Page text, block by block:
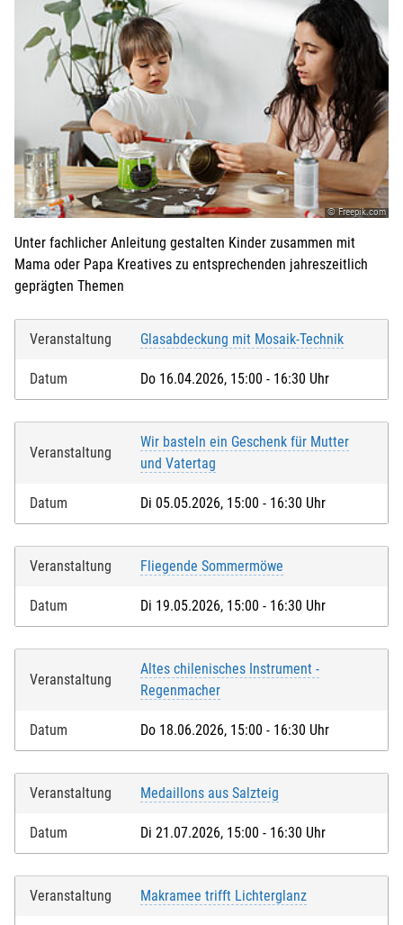
© Freepik.com
Unter fachlicher Anleitung gestalten Kinder zusammen mit
Mama oder Papa Kreatives zu entsprechenden jahreszeitlich
geprägten Themen
Veranstaltung Glasabdeckung mit Mosaik-Technik
Datum Do 16.04.2026, 15:00 - 16:30 Uhr
Veranstaltung
Wir basteln ein Geschenk für Mutter
und Vatertag
Datum Di 05.05.2026, 15:00 - 16:30 Uhr
Veranstaltung Fliegende Sommermöwe
Datum Di 19.05.2026, 15:00 - 16:30 Uhr
Veranstaltung
Altes chilenisches Instrument -
Regenmacher
Datum Do 18.06.2026, 15:00 - 16:30 Uhr
Veranstaltung Medaillons aus Salzteig
Datum Di 21.07.2026, 15:00 - 16:30 Uhr
Veranstaltung Makramee trifft Lichterglanz